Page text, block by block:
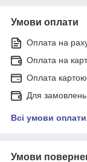
Умови оплати
Оплата на
Оплата на
Оплата
Для
Всі умови оплати
Умови